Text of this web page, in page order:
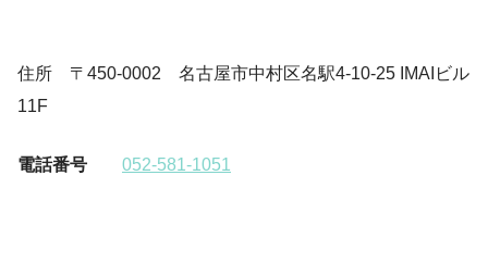
住所 〒450-0002 名古屋市中村区名駅4-10-25 IMAIビル
11F
電話番号 052-581-1051